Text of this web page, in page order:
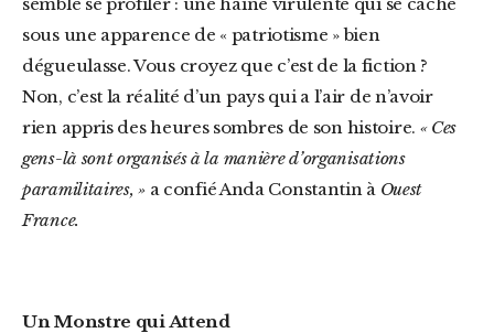
sous une apparence de « patriotisme » bien
dégueulasse. Vous croyez que c’est de la fiction ?
Non, c’est la réalité d’un pays qui a l’air de n’avoir
rien appris des heures sombres de son histoire. « Ces
gens-là sont organisés à la manière d’organisations
paramilitaires, » a confié Anda Constantin à Ouest
France.
Un Monstre qui Attend